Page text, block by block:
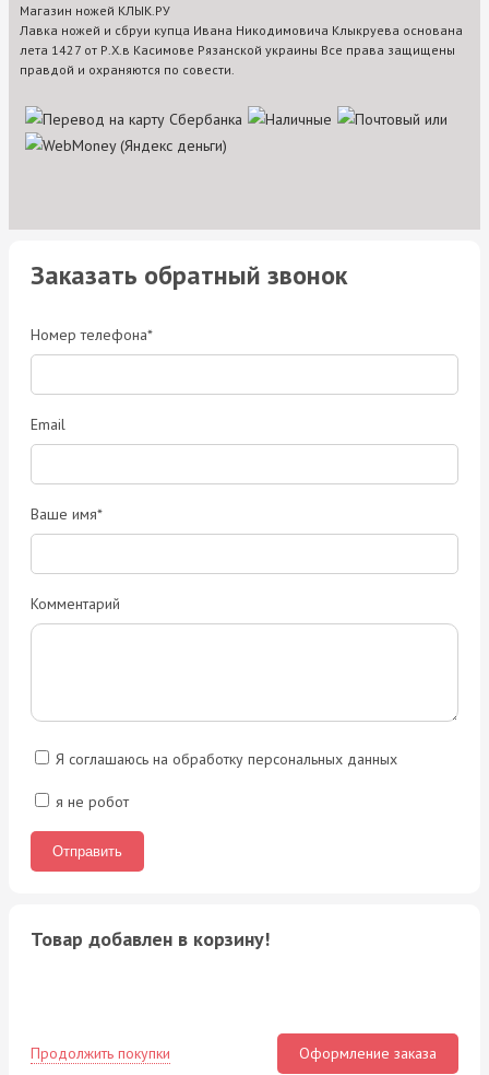
Магазин ножей КЛЫК.РУ
Лавка ножей и сбруи купца Ивана Никодимовича Клыкруева основана
лета 1427 от Р.Х.в Касимове Рязанской украины Все права защищены
правдой и охраняются по совести.
Заказать обратный звонок
Номер телефона*
Email
Ваше имя*
Комментарий
Я соглашаюсь на обработку персональных данных
я не робот
Товар добавлен в корзину!
Продолжить покупки Оформление заказа